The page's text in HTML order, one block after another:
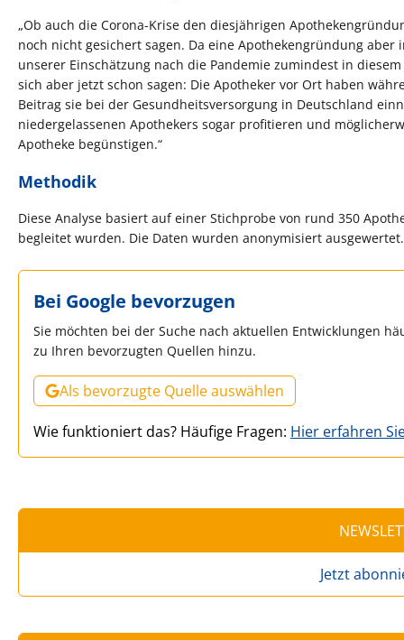
„Ob auch die Corona-Krise den diesjährigen
noch nicht gesichert sagen. Da eine Apothekengründung
unserer Einschätzung nach die Pandemie zumindest in
sich aber jetzt schon sagen: Die Apotheker vor Ort haben
Beitrag sie bei der Gesundheitsversorgung in Deutschland
niedergelassenen Apothekers sogar profitieren und
Apotheke begünstigen.“
Methodik
Diese Analyse basiert auf einer Stichprobe von rund 350
begleitet wurden. Die Daten wurden anonymisiert ausgewertet.
Bei Google bevorzugen
Sie möchten bei der Suche nach aktuellen Entwicklungen
zu Ihren bevorzugten Quellen hinzu.
Als bevorzugte Quelle auswählen
Wie funktioniert das? Häufige Fragen: Hier erfahren
Jetzt